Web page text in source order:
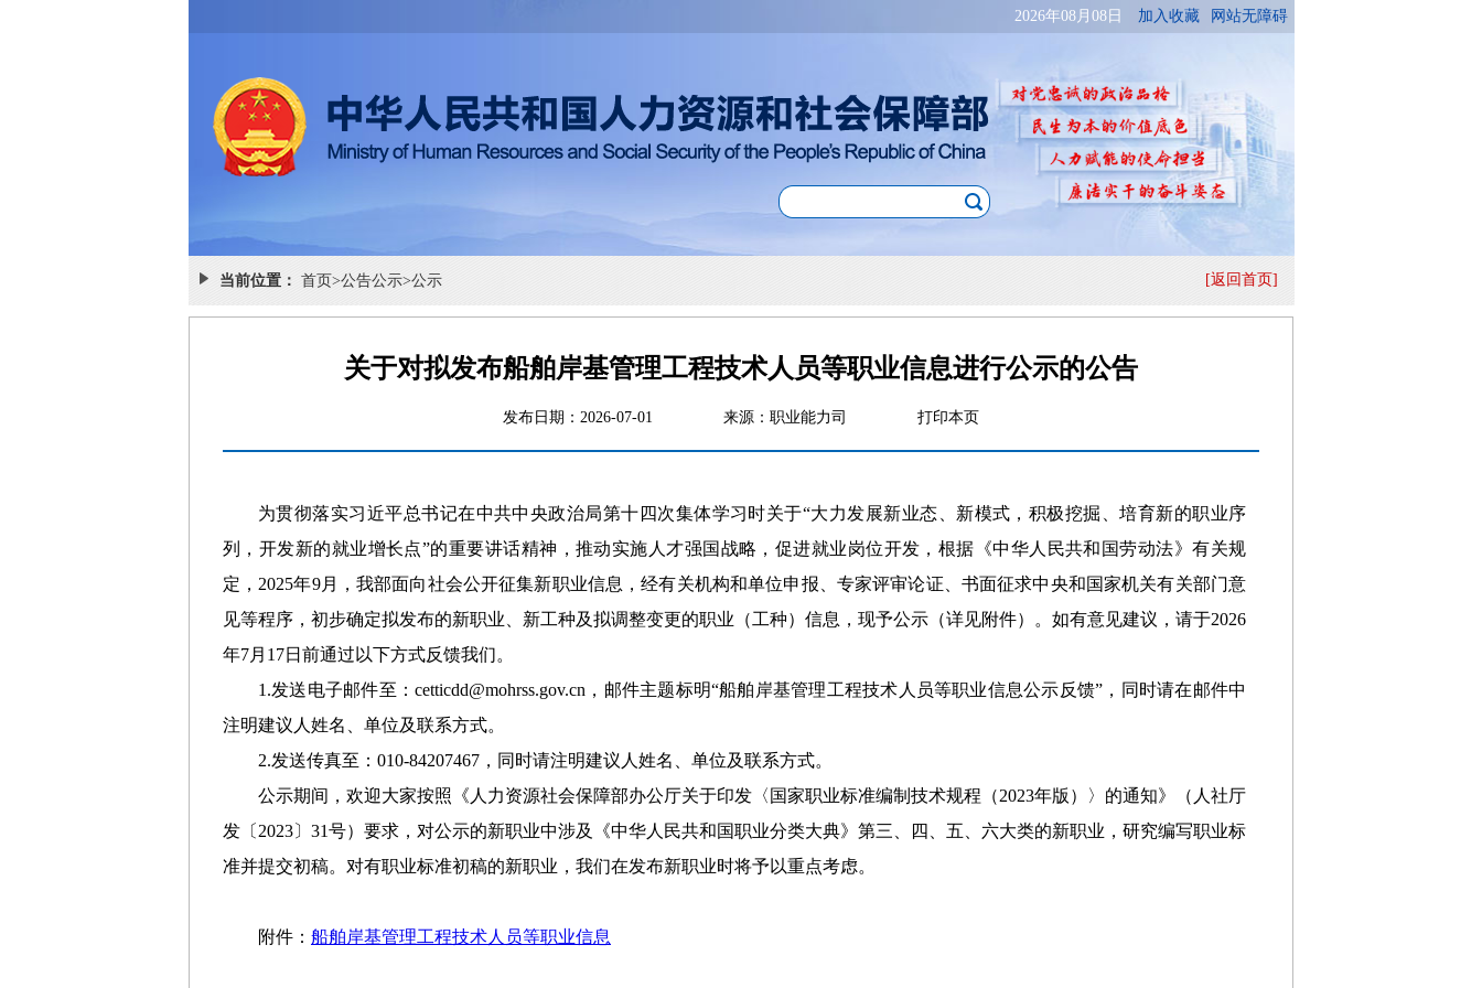
当前位置： 首页>公告公示>公示 [返回首页]
关于对拟发布船舶岸基管理工程技术人员等职业信息进行公示的公告
发布日期：2026-07-01 来源：职业能力司 打印本页
为贯彻落实习近平总书记在中共中央政治局第十四次集体学习时关于“大力发展新业态、新模式，积极挖掘、培育新的职业序
列，开发新的就业增长点”的重要讲话精神，推动实施人才强国战略，促进就业岗位开发，根据《中华人民共和国劳动法》有关规
定，2025年9月，我部面向社会公开征集新职业信息，经有关机构和单位申报、专家评审论证、书面征求中央和国家机关有关部门意
见等程序， 初步确定拟发布的新职业 、新工种及拟调整变更的职业 （工种） 信息 ，现予公示（详见附件）。如有意见建议，请于2026
年7月 17日前通过以下方式反馈我们。
1.发送电子邮件至：cetticdd@mohrss.gov.cn ， 邮件主题标明“船舶岸基管理工程技术人员等职业信息公示反馈”，同时请在邮件中
注明建议人姓名、单位及联系方式。
2.发送传真至：010-84207467，同时请注明建议人 姓名、单位及联系方式。
公示期间，欢迎大家按照《人力资源社会保障部办公厅关于印发〈国家职业标准编制技术规程（2023年版）〉的通知》（人社厅
发〔2023〕31号）要求，对公示的新职业中涉及《中华人民共和国职业分类大典》第三、四、五、六大类的新职业 ， 研究编写职业标
准并提交初稿。对有职业标准初稿的新职业，我们在发布新职业时将予以重点考虑。
附件： 船舶岸基管理工程技术人员等职业信息